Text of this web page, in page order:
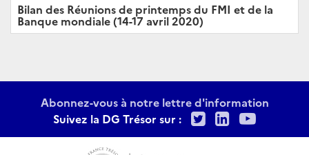
Bilan des Réunions de printemps du FMI et de la
Banque mondiale (14-17 avril 2020)
Abonnez-vous à notre lettre d'information
Suivez la DG Trésor sur :
TwitterLinkedIn